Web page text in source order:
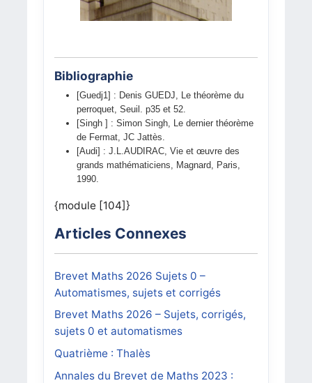
Bibliographie
[Guedj1] : Denis GUEDJ, Le théorème du
perroquet, Seuil. p35 et 52.
[Singh ] : Simon Singh, Le dernier théorème
de Fermat, JC Jattès.
[Audi] : J.L.AUDIRAC, Vie et œuvre des
grands mathématiciens, Magnard, Paris,
1990.
{module [104]}
Articles Connexes
Brevet Maths 2026 Sujets 0 –
Automatismes, sujets et corrigés
Brevet Maths 2026 – Sujets, corrigés,
sujets 0 et automatismes
Quatrième : Thalès
Annales du Brevet de Maths 2023 :